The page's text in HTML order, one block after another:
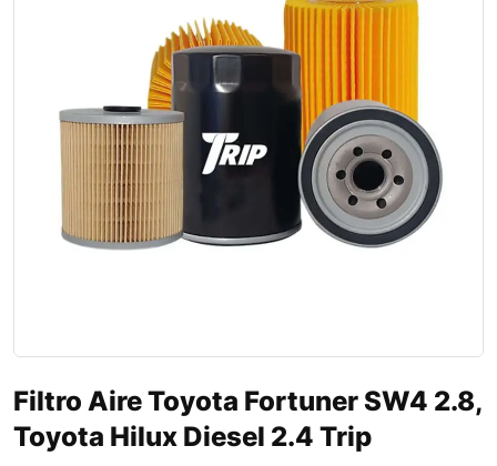
Filtro Aire Toyota Fortuner SW4 2.8,
Toyota Hilux Diesel 2.4 Trip